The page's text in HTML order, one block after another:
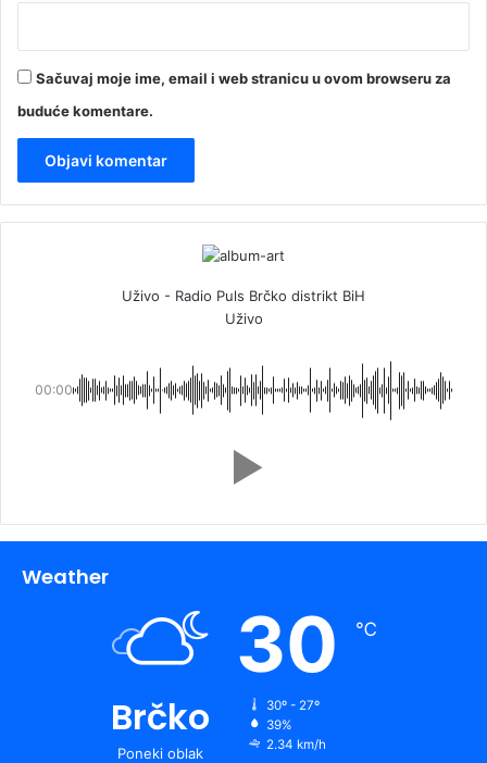
Sačuvaj moje ime, email i web stranicu u ovom browseru za
buduće komentare.
Uživo - Radio Puls Brčko distrikt BiH
Uživo
00:00
Weather
Brčko
Poneki oblak
30 ℃
30º - 27º
39%
2.34 km/h